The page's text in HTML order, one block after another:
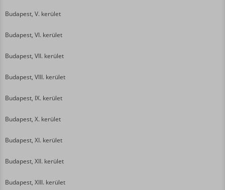
Budapest, V. kerület
Budapest, VI. kerület
Budapest, VII. kerület
Budapest, VIII. kerület
Budapest, IX. kerület
Budapest, X. kerület
Budapest, XI. kerület
Budapest, XII. kerület
Budapest, XIII. kerület